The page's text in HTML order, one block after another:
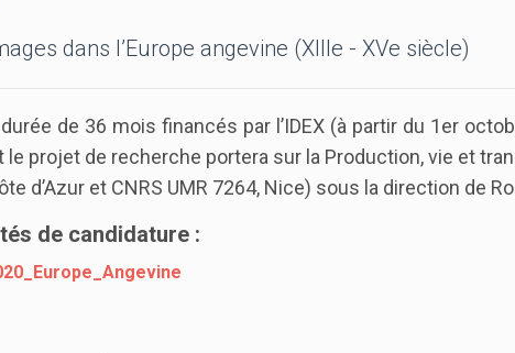
dans l’Europe angevine (XIIIe - XVe siècle)
de 36 mois financés par l’IDEX (à partir du 1er
projet de recherche portera sur la Production, vie et
d’Azur et CNRS UMR 7264, Nice) sous la direction de
de candidature :